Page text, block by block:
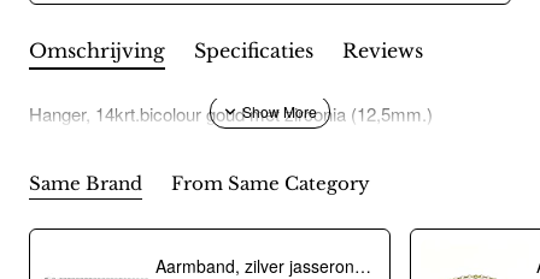
Omschrijving Specificaties Reviews
Hanger, 14krt.bicolour goud met zirconia (12,5mm.)
Same Brand From Same Category
Aarmband, zilver jasseron 4,5mm. (lengte 18cm.) - 10274